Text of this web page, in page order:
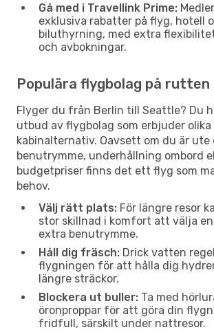
Gå med i Travellink Prime:
exklusiva rabatter på flyg, hotell
biluthyrning, med extra
och avbokningar.
Populära flygbolag på rutten
Flyger du från Berlin till Seattle? Du
utbud av flygbolag som erbjuder olika
kabinalternativ. Oavsett om du är
benutrymme, underhållning ombord
budgetpriser finns det ett flyg som
behov.
Välj rätt plats: För längre resor
stor skillnad i komfort att välja
extra benutrymme.
Håll dig fräsch: Drick vatten
flygningen för att hålla dig
längre sträckor.
Blockera ut buller: Ta med
öronproppar för att göra din
fridfull, särskilt under nattresor.